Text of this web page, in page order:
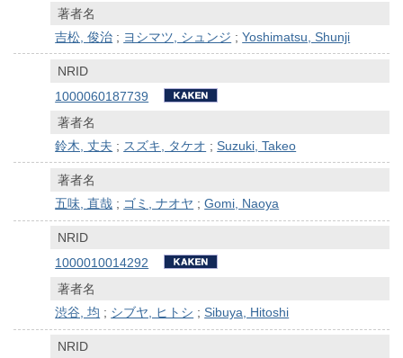
著者名
吉松, 俊治 ; ヨシマツ, シュンジ ;Yoshimatsu, Shunji
NRID
1000060187739
著者名
鈴木, 丈夫 ; スズキ, タケオ ;Suzuki, Takeo
著者名
五味, 直哉 ; ゴミ, ナオヤ ;Gomi, Naoya
NRID
1000010014292
著者名
渋谷, 均 ; シブヤ, ヒトシ ;Sibuya, Hitoshi
NRID